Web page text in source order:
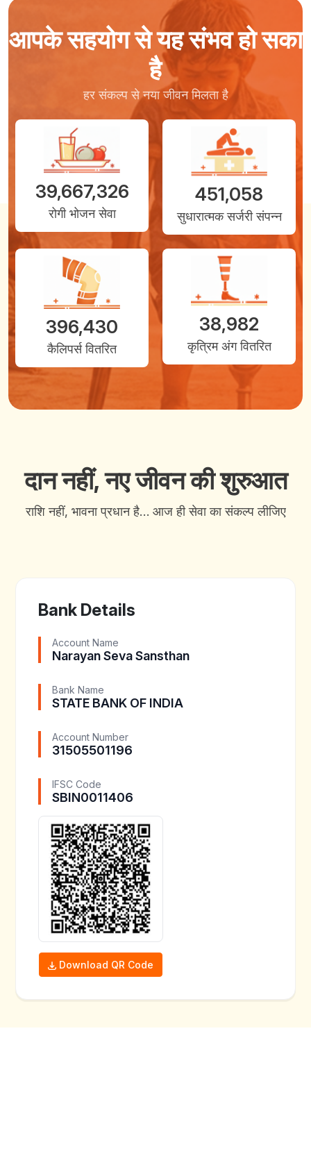
आपके सहयोग से यह संभव हो सका
है
हर संकल्प से नया जीवन मिलता है
39,667,326
रोगी भोजन सेवा
451,058
सुधारात्मक सर्जरी संपन्न
396,430
कैलिपर्स वितरित
38,982
कृत्रिम अंग वितरित
दान नहीं, नए जीवन की शुरुआत
राशि नहीं, भावना प्रधान है… आज ही सेवा का संकल्प लीजिए
Bank Details
Account Name
Narayan Seva Sansthan
Bank Name
STATE BANK OF INDIA
Account Number
31505501196
IFSC Code
SBIN0011406
Download QR Code